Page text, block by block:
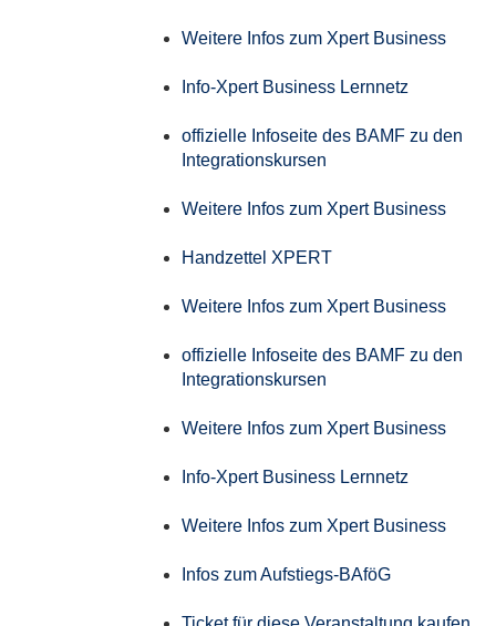
Weitere Infos zum Xpert Business
Info-Xpert Business Lernnetz
offizielle Infoseite des BAMF zu den
Integrationskursen
Weitere Infos zum Xpert Business
Handzettel XPERT
Weitere Infos zum Xpert Business
offizielle Infoseite des BAMF zu den
Integrationskursen
Weitere Infos zum Xpert Business
Info-Xpert Business Lernnetz
Weitere Infos zum Xpert Business
Infos zum Aufstiegs-BAföG